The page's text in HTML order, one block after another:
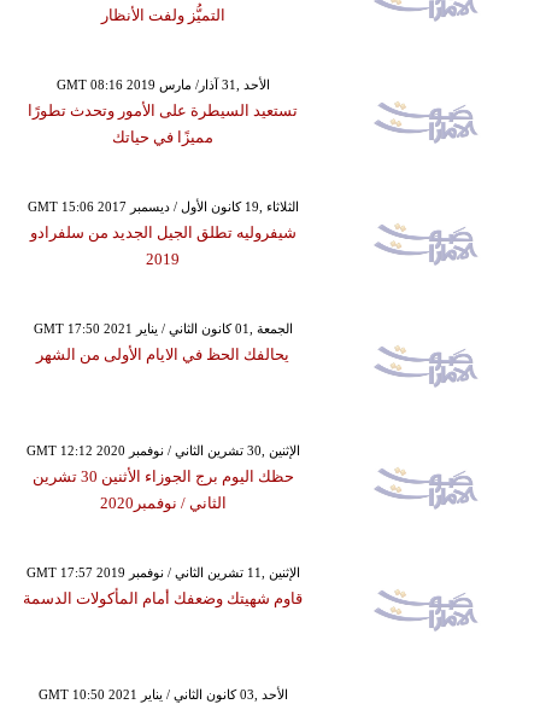
التميُّز ولفت الأنظار
GMT 08:16 2019 الأحد ,31 آذار/ مارس
تستعيد السيطرة على الأمور وتحدث تطورًا
مميزًا في حياتك
GMT 15:06 2017 الثلاثاء ,19 كانون الأول / ديسمبر
شيفروليه تطلق الجيل الجديد من سلفرادو
2019
GMT 17:50 2021 الجمعة ,01 كانون الثاني / يناير
يحالفك الحظ في الايام الأولى من الشهر
GMT 12:12 2020 الإثنين ,30 تشرين الثاني / نوفمبر
حظك اليوم برج الجوزاء الأثنين 30 تشرين
الثاني / نوفمبر2020
GMT 17:57 2019 الإثنين ,11 تشرين الثاني / نوفمبر
قاوم شهيتك وضعفك أمام المأكولات الدسمة
GMT 10:50 2021 الأحد ,03 كانون الثاني / يناير